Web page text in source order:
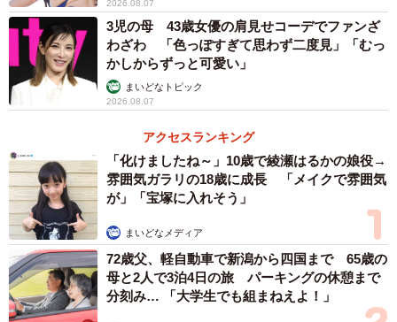
2026.08.07
3児の母 43歳女優の肩見せコーデでファンざ
わざわ 「色っぽすぎて思わず二度見」「むっ
かしからずっと可愛い」
まいどなトピック
2026.08.07
アクセスランキング
「化けましたね～」10歳で綾瀬はるかの娘役→
雰囲気ガラリの18歳に成長 「メイクで雰囲気
が」「宝塚に入れそう」
まいどなメディア
72歳父、軽自動車で新潟から四国まで 65歳の
母と2人で3泊4日の旅 パーキングの休憩まで
分刻み… 「大学生でも組まねえよ！」